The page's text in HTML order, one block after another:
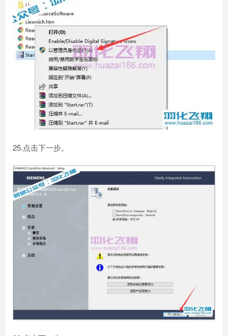
25.点击下一步。